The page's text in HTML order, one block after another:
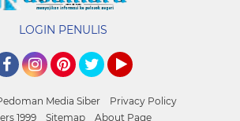
LOGIN PENULIS
Media Siber
Privacy Policy
1999
Sitemap About Page